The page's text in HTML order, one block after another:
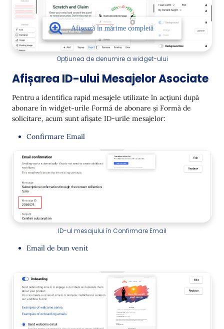
Opțiunea de denumire a widget-ului
Afișarea ID-ului Mesajelor Asociate
Pentru a identifica rapid mesajele utilizate în acțiuni după
abonare în widget-urile Formă de abonare și Formă de
solicitare, acum sunt afișate ID-urile mesajelor:
Confirmare Email
ID-ul mesajului în Confirmare Email
Email de bun venit